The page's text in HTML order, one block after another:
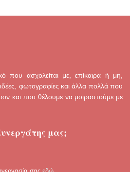
που ασχολείται με, επίκαιρα ή μη,
φωτογραφίες και άλλα πολλά που
και που θέλουμε να μοιραστούμε με
μας;